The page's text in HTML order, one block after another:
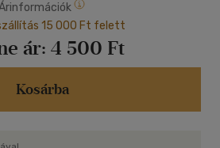
retorikai beszéd kompozicionális
nyelv identitásképző szerepéről,
a mitikus, szimbolikus és
szövegképző erejéről. A
közelítésmódokat
hozza a nyelvre, a nyelviség
15 000 Ft felett
ár: 4 500 Ft
Kosárba